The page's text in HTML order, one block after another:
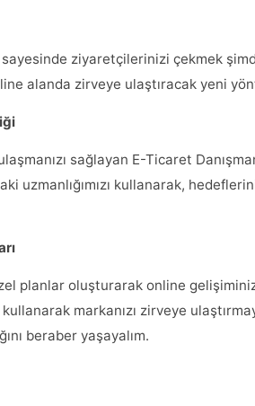
ziyaretçilerinizi çekmek
alanda zirveye ulaştıracak yeni
sağlayan E-Ticaret
uzmanlığımızı kullanarak,
planlar oluşturarak online
markanızı zirveye
beraber yaşayalım.